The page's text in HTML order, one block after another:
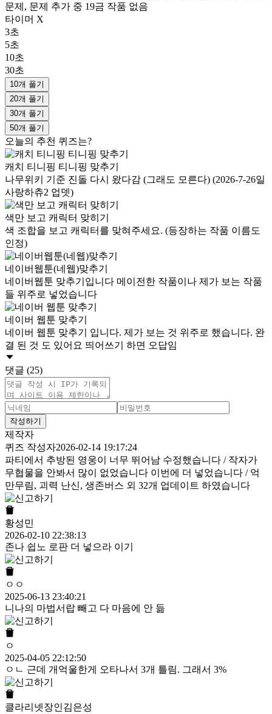
문제, 문제 추가 중 19금 작품 없음
타이머 X
3초
5초
10초
30초
10개 풀기
20개 풀기
30개 풀기
50개 풀기
오늘의 추천 퀴즈는?
캐치 티니핑 티니핑 맞추기
나무위키 기준 진돌 다시 왔다감 (그래도 모른다) (2026-7-26일
사랑하츄2 업뎃)
색만 보고 캐릭터 맞히기
색 조합을 보고 캐릭터를 맞혀주세요. (등장하는 작품 이름도
인정)
네이버웹툰(네웹)맞추기
네이버웹툰 맞추기입니다 메이전한 작품이나 제가 보는 작품
들 위주로 넣었습니다
네이버 웹툰 맞추기
네이버 웹툰 맞추기 입니다. 제가 보는 것 위주로 했습니다. 완
결 된 것 도 있어요 띄어쓰기 하면 오답임
댓글 (25)
작성하기
제작자
퀴즈 작성자2026-02-14 19:17:24
파티에서 추방된 영웅이 너무 뛰어남 수정했습니다 / 작자가
무협물을 안봐서 많이 없었습니다 이번에 더 넣었습니다 / 억
만무림, 괴력 난신, 생존버스 외 32개 업데이트 하였습니다
황성민
2026-02-10 22:38:13
존나 쉽노 로판 더 넣으라 이기
ㅇㅇ
2025-06-13 23:40:21
니나의 마법서랍 빼고 다 마음에 안 듦
ㅇ
2025-04-05 22:12:50
ㅇㄴ 근데 개억울한게 오타나서 3개 틀림. 그래서 3%
클라리넷장인김은성